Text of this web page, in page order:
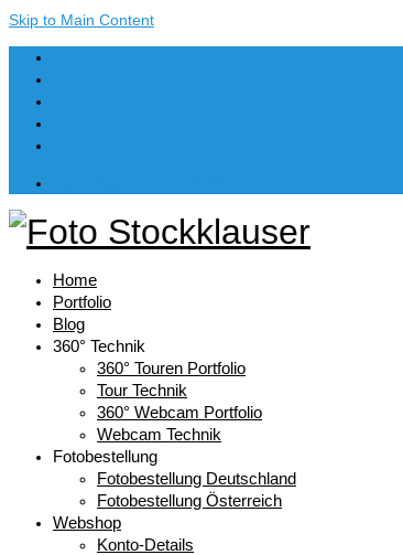
Skip to Main Content
Home
Portfolio
Blog
360° Technik
360° Touren Portfolio
Tour Technik
360° Webcam Portfolio
Webcam Technik
Fotobestellung
Fotobestellung Deutschland
Fotobestellung Österreich
Webshop
Konto-Details